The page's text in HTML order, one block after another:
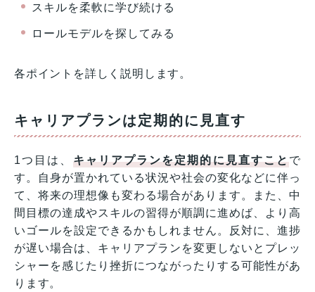
スキルを柔軟に学び続ける
ロールモデルを探してみる
各ポイントを詳しく説明します。
キャリアプランは定期的に見直す
1つ目は、 キャリアプランを定期的に見直すことで
す。自身が置かれている状況や社会の変化などに伴っ
て、将来の理想像も変わる場合があります。また、中
間目標の達成やスキルの習得が順調に進めば、より高
いゴールを設定できるかもしれません。反対に、進捗
が遅い場合は、キャリアプランを変更しないとプレッ
シャーを感じたり挫折につながったりする可能性があ
ります。